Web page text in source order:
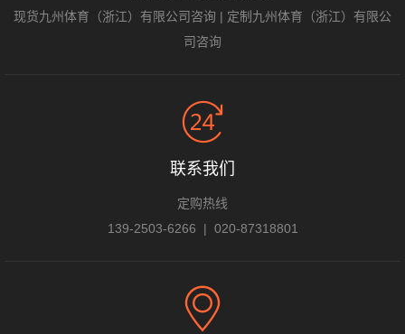
现货九州体育（浙江）有限公司咨询 | 定制九州体育（浙江）有限公
司咨询
联系我们
定购热线
139-2503-6266 | 020-87318801